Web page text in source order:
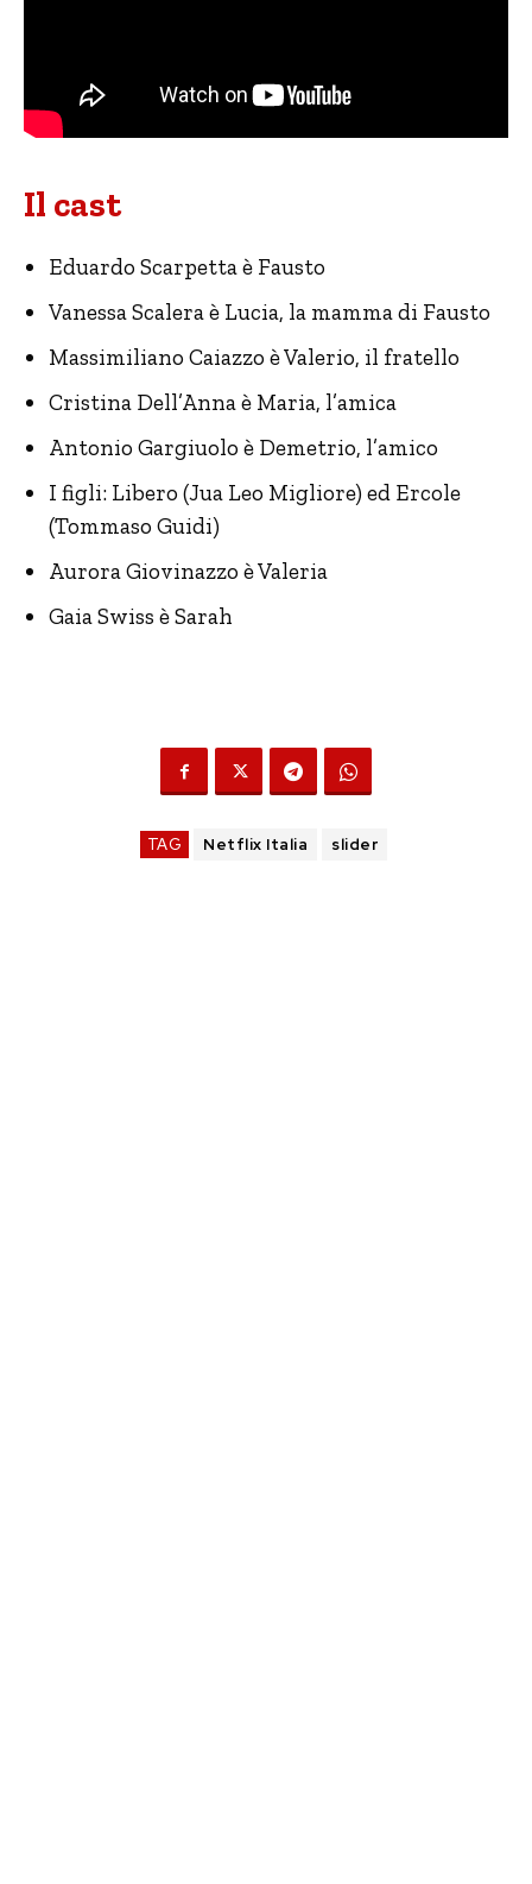
Il cast
Eduardo Scarpetta è Fausto
Vanessa Scalera è Lucia, la mamma di Fausto
Massimiliano Caiazzo è Valerio, il fratello
Cristina Dell’Anna è Maria, l’amica
Antonio Gargiuolo è Demetrio, l’amico
I figli: Libero (Jua Leo Migliore) ed Ercole
(Tommaso Guidi)
Aurora Giovinazzo è Valeria
Gaia Swiss è Sarah
TAG Netflix Italia slider